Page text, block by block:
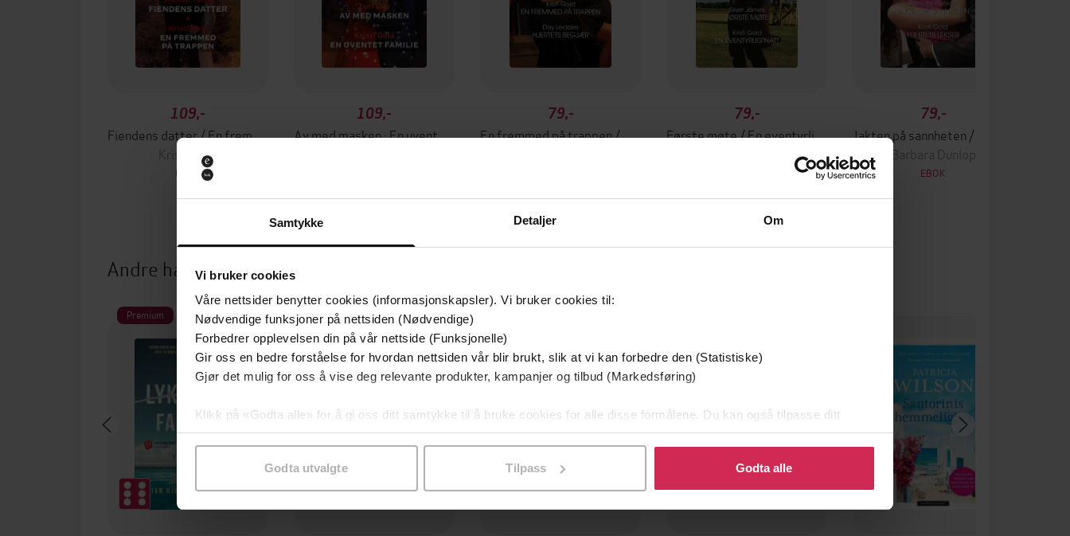
Samtykke Detaljer Om
Vi bruker cookies
Våre nettsider benytter cookies (informasjonskapsler). Vi bruker cookies til:
Nødvendige funksjoner på nettsiden (Nødvendige)
Forbedrer opplevelsen din på vår nettside (Funksjonelle)
Gir oss en bedre forståelse for hvordan nettsiden vår blir brukt, slik at vi kan forbedre den (Statistiske)
Gjør det mulig for oss å vise deg relevante produkter, kampanjer og tilbud (Markedsføring)
Klikk på «Godta alle» for å gi oss ditt samtykke til å bruke cookies for alle disse formålene. Du kan også tilpasse ditt
samtykke til spesifikke formål ved å klikke på «Tilpass». Du kan når som helst trekke tilbake eller endre ditt samtykke.
Godta utvalgte Tilpass Godta alle
109,-
Fiendens datter / En fremmed på trappen
Kristi Gold
EBOK
109,-
Av med masken ; En uventet familie
79,-
En fremmed på trappen / Hjertets begjær
79,-
Første møte / En eventyrlig natt
79,-
Barbara Dunlop
EBOK
Andre har også kjøpt
Premium Premium